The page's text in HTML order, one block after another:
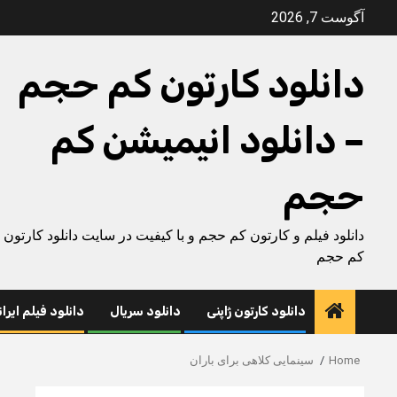
آگوست 7, 2026
دانلود کارتون کم حجم
– دانلود انیمیشن کم
حجم
دانلود فیلم و کارتون کم حجم و با کیفیت در سایت دانلود کارتون
کم حجم
دانلود کارتون ژاپنی دانلود سریال دانلود فیلم
Home سینمایی کلاهی برای باران